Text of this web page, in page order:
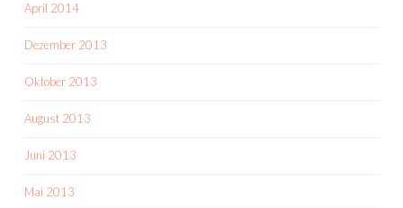
April 2014
Dezember 2013
Oktober 2013
August 2013
Juni 2013
Mai 2013